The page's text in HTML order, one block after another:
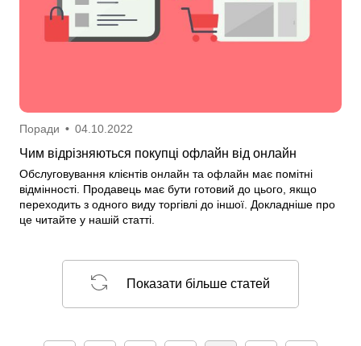
Поради • 04.10.2022
Чим відрізняються покупці офлайн від онлайн
Обслуговування клієнтів онлайн та офлайн має помітні
відмінності. Продавець має бути готовий до цього, якщо
переходить з одного виду торгівлі до іншої. Докладніше про
це читайте у нашій статті.
Показати більше статей